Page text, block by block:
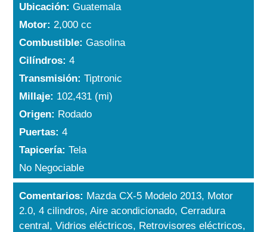
Ubicación:Guatemala
Motor:2,000 cc
Combustible:Gasolina
Cilíndros:4
Transmisión:Tiptronic
Millaje: 102,431 (mi)
Origen: Rodado
Puertas:4
Tapicería:Tela
No Negociable
Comentarios: Mazda CX-5 Modelo 2013, Motor
2.0, 4 cilindros, Aire acondicionado, Cerradura
central, Vidrios eléctricos, Retrovisores eléctricos,